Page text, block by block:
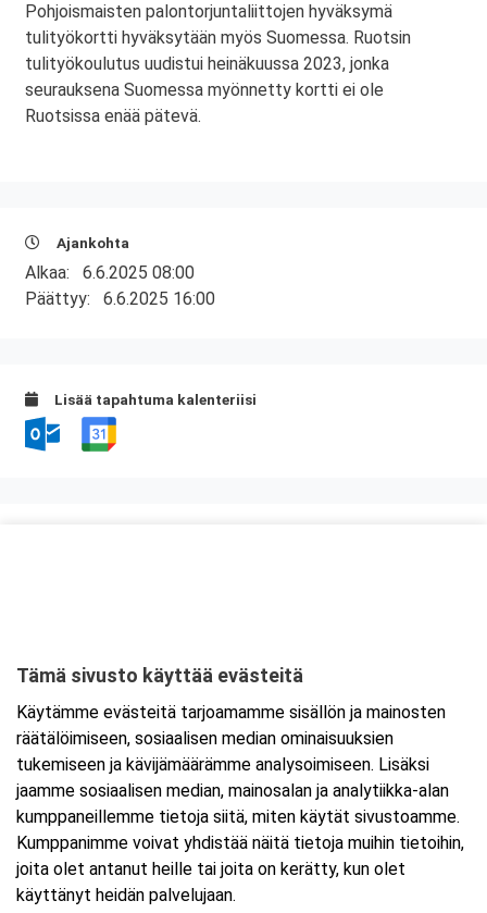
Pohjoismaisten palontorjuntaliittojen hyväksymä
tulityökortti hyväksytään myös Suomessa. Ruotsin
tulityökoulutus uudistui heinäkuussa 2023, jonka
seurauksena Suomessa myönnetty kortti ei ole
Ruotsissa enää pätevä.
Ajankohta
Alkaa: 6.6.2025 08:00
Päättyy: 6.6.2025 16:00
Lisää tapahtuma kalenteriisi
Tarkempi kartta ja ajo-ohjeet
Tämä sivusto käyttää evästeitä
Käytämme evästeitä tarjoamamme sisällön ja mainosten
räätälöimiseen, sosiaalisen median ominaisuuksien
tukemiseen ja kävijämäärämme analysoimiseen. Lisäksi
jaamme sosiaalisen median, mainosalan ja analytiikka-alan
kumppaneillemme tietoja siitä, miten käytät sivustoamme.
Kumppanimme voivat yhdistää näitä tietoja muihin tietoihin,
joita olet antanut heille tai joita on kerätty, kun olet
käyttänyt heidän palvelujaan.